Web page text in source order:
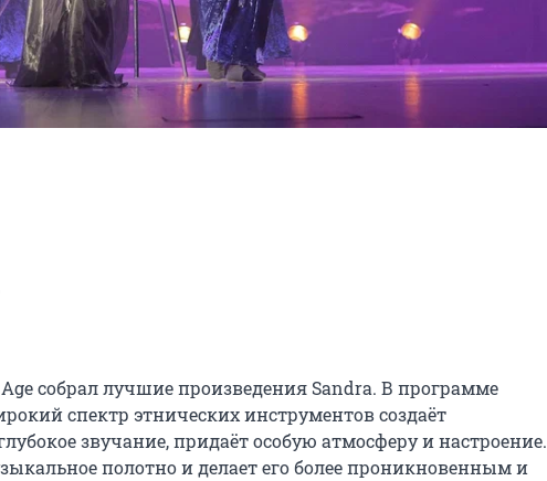
собрал лучшие произведения Sandra. В программе
спектр этнических инструментов создаёт
звучание, придаёт особую атмосферу и настроение.
полотно и делает его более проникновенным и